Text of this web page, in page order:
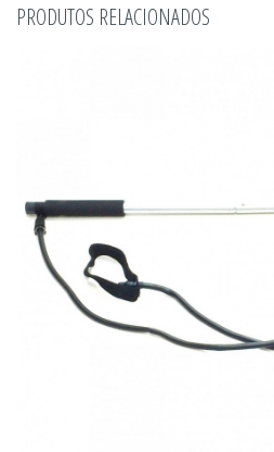
PRODUTOS RELACIONADOS